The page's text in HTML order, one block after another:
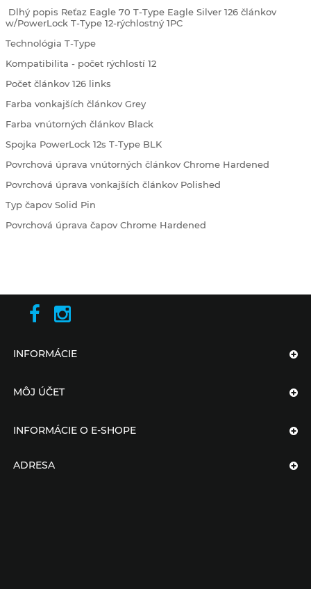
Dlhý popis Reťaz Eagle 70 T-Type Eagle Silver 126 článkov
w/PowerLock T-Type 12-rýchlostný 1PC
Technológia T-Type
Kompatibilita - počet rýchlostí 12
Počet článkov 126 links
Farba vonkajších článkov Grey
Farba vnútorných článkov Black
Spojka PowerLock 12s T-Type BLK
Povrchová úprava vnútorných článkov Chrome Hardened
Povrchová úprava vonkajších článkov Polished
Typ čapov Solid Pin
Povrchová úprava čapov Chrome Hardened
INFORMÁCIE
MÔJ ÚČET
INFORMÁCIE O E-SHOPE
ADRESA